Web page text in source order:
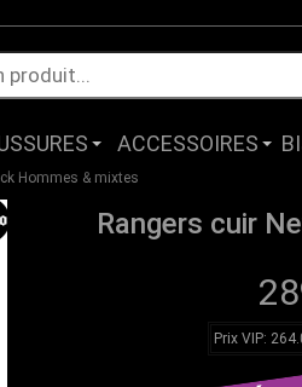
ACCESSOIRES
Hommes & mixtes
Rangers cuir
Prix VIP: